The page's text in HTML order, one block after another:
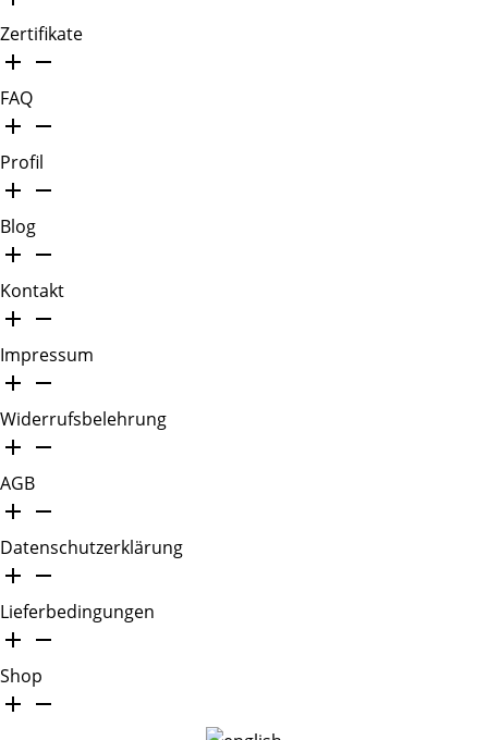
Zertifikate
FAQ
Profil
Blog
Kontakt
Impressum
Widerrufsbelehrung
AGB
Datenschutzerklärung
Lieferbedingungen
Shop